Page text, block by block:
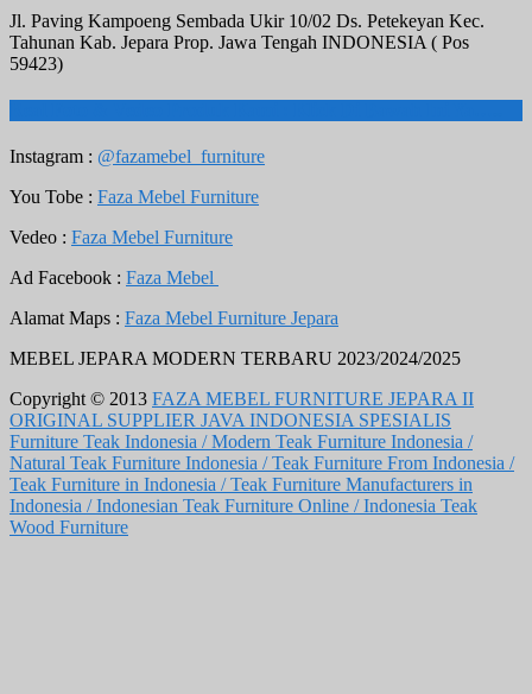
Jl. Paving Kampoeng Sembada Ukir 10/02 Ds. Petekeyan Kec.
Tahunan Kab. Jepara Prop. Jawa Tengah INDONESIA ( Pos
59423)
Instagram : @fazamebel_furniture
You Tobe : Faza Mebel Furniture
Vedeo : Faza Mebel Furniture
Ad Facebook : Faza Mebel
Alamat Maps : Faza Mebel Furniture Jepara
MEBEL JEPARA MODERN TERBARU 2023/2024/2025
Copyright © 2013 FAZA MEBEL FURNITURE JEPARA II
ORIGINAL SUPPLIER JAVA INDONESIA SPESIALIS
Furniture Teak Indonesia / Modern Teak Furniture Indonesia /
Natural Teak Furniture Indonesia / Teak Furniture From Indonesia /
Teak Furniture in Indonesia / Teak Furniture Manufacturers in
Indonesia / Indonesian Teak Furniture Online / Indonesia Teak
Wood Furniture